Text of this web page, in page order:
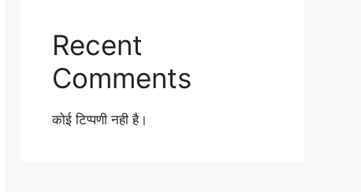
Recent
Comments
कोई टिप्पणी नही है।